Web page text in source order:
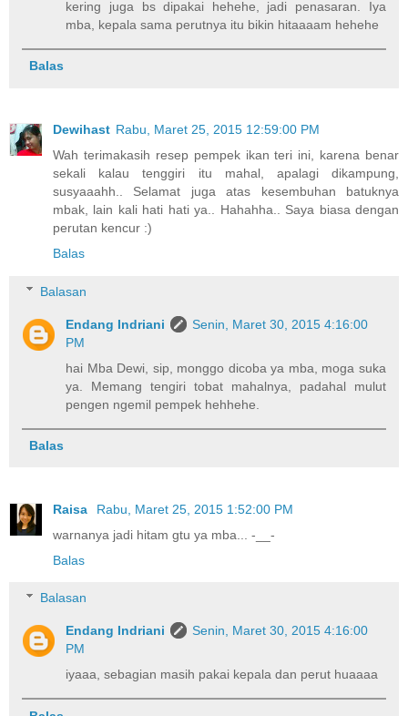
kering juga bs dipakai hehehe, jadi penasaran. Iya
mba, kepala sama perutnya itu bikin hitaaaam hehehe
Balas
Dewihast Rabu, Maret 25, 2015 12:59:00 PM
Wah terimakasih resep pempek ikan teri ini, karena benar
sekali kalau tenggiri itu mahal, apalagi dikampung,
susyaaahh.. Selamat juga atas kesembuhan batuknya
mbak, lain kali hati hati ya.. Hahahha.. Saya biasa dengan
perutan kencur :)
Balas
Balasan
Endang Indriani
Senin, Maret 30, 2015 4:16:00
PM
hai Mba Dewi, sip, monggo dicoba ya mba, moga suka
ya. Memang tengiri tobat mahalnya, padahal mulut
pengen ngemil pempek hehhehe.
Balas
Raisa
Rabu, Maret 25, 2015 1:52:00 PM
warnanya jadi hitam gtu ya mba... -__-
Balas
Balasan
Endang Indriani
Senin, Maret 30, 2015 4:16:00
PM
iyaaa, sebagian masih pakai kepala dan perut huaaaa